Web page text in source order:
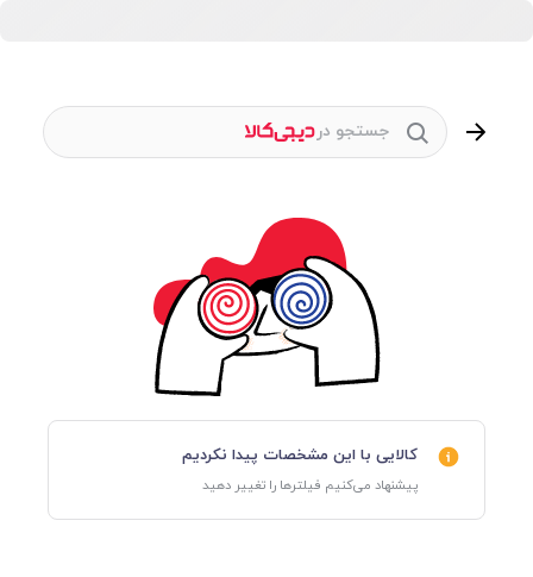
جستجو در
کالایی با این مشخصات پیدا نکردیم
پیشنهاد می‌کنیم فیلترها را تغییر دهید